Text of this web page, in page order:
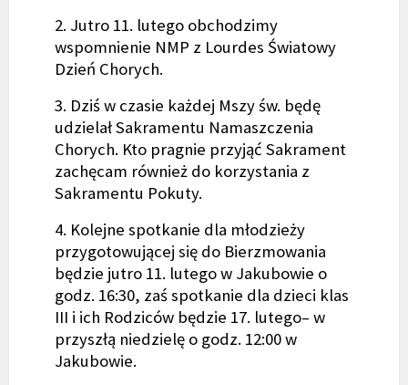
2. Jutro 11. lutego obchodzimy
wspomnienie NMP z Lourdes Światowy
Dzień Chorych.
3. Dziś w czasie każdej Mszy św. będę
udzielał Sakramentu Namaszczenia
Chorych. Kto pragnie przyjąć Sakrament
zachęcam również do korzystania z
Sakramentu Pokuty.
4. Kolejne spotkanie dla młodzieży
przygotowującej się do Bierzmowania
będzie jutro 11. lutego w Jakubowie o
godz. 16:30, zaś spotkanie dla dzieci klas
III i ich Rodziców będzie 17. lutego– w
przyszłą niedzielę o godz. 12:00 w
Jakubowie.